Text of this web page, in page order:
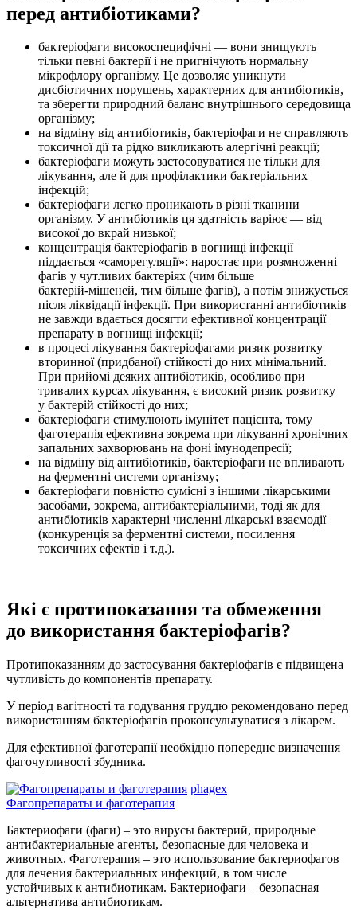
перед антибіотиками?
бактеріофаги високоспецифічні — вони знищують
тільки певні бактерії і не пригнічують нормальну
мікрофлору організму. Це дозволяє уникнути
дисбіотичних порушень, характерних для антибіотиків,
та зберегти природний баланс внутрішнього середовища
організму;
на відміну від антибіотиків, бактеріофаги не справляють
токсичної дії та рідко викликають алергічні реакції;
бактеріофаги можуть застосовуватися не тільки для
лікування, але й для профілактики бактеріальних
інфекцій;
бактеріофаги легко проникають в різні тканини
організму. У антибіотиків ця здатність варіює — від
високої до вкрай низької;
концентрація бактеріофагів в вогнищі інфекції
піддається «саморегуляції»: наростає при розмноженні
фагів у чутливих бактеріях (чим більше
бактерій-мішеней, тим більше фагів), а потім знижується
після ліквідації інфекції. При використанні антибіотиків
не завжди вдається досягти ефективної концентрації
препарату в вогнищі інфекції;
в процесі лікування бактеріофагами ризик розвитку
вторинної (придбаної) стійкості до них мінімальний.
При прийомі деяких антибіотиків, особливо при
тривалих курсах лікування, є високий ризик розвитку
у бактерій стійкості до них;
бактеріофаги стимулюють імунітет пацієнта, тому
фаготерапія ефективна зокрема при лікуванні хронічних
запальних захворювань на фоні імунодепресії;
на відміну від антибіотиків, бактеріофаги не впливають
на ферментні системи організму;
бактеріофаги повністю сумісні з іншими лікарськими
засобами, зокрема, антибактеріальними, тоді як для
антибіотиків характерні численні лікарські взаємодії
(конкуренція за ферментні системи, посилення
токсичних ефектів і т.д.).
Які є протипоказання та обмеження
до використання бактеріофагів?
Протипоказанням до застосування бактеріофагів є підвищена
чутливість до компонентів препарату.
У період вагітності та годування груддю рекомендовано перед
використанням бактеріофагів проконсультуватися з лікарем.
Для ефективної фаготерапії необхідно попереднє визначення
фагочутливості збудника.
phagex
Фагопрепараты и фаготерапия
Бактериофаги (фаги) – это вирусы бактерий, природные
антибактериальные агенты, безопасные для человека и
животных. Фаготерапия – это использование бактериофагов
для лечения бактериальных инфекций, в том числе
устойчивых к антибиотикам. Бактериофаги – безопасная
альтернатива антибиотикам.